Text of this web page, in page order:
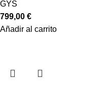
GYS
799,00 €
Añadir al carrito